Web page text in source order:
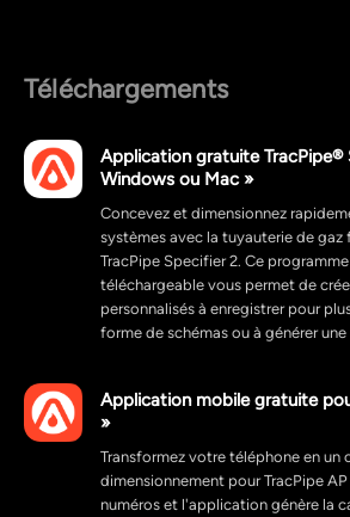
Téléchargements
Application gratuite TracPipe®
Windows ou Mac »
Concevez et dimensionnez
systèmes avec la tuyauterie de gaz
TracPipe Specifier 2. Ce
téléchargeable vous permet de
personnalisés à enregistrer pour
forme de schémas ou à générer
Application mobile gratuite
»
Transformez votre téléphone en un
dimensionnement pour TracPipe AP
numéros et l'application génère la